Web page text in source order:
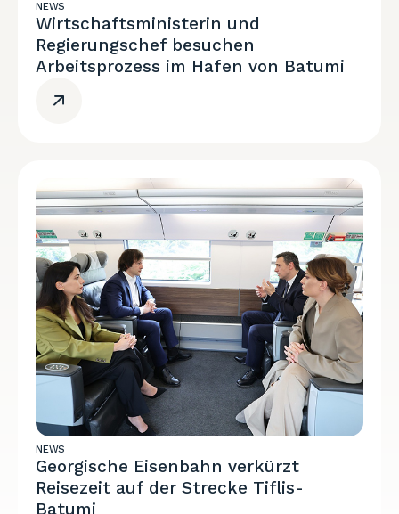
NEWS
Wirtschaftsministerin und
Regierungschef besuchen
Arbeitsprozess im Hafen von Batumi
NEWS
Georgische Eisenbahn verkürzt
Reisezeit auf der Strecke Tiflis-
Batumi